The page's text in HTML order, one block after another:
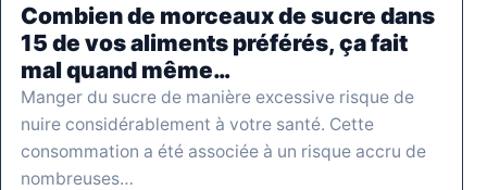
Combien de morceaux de sucre dans
15 de vos aliments préférés, ça fait
mal quand même…
Manger du sucre de manière excessive risque de
nuire considérablement à votre santé. Cette
consommation a été associée à un risque accru de
nombreuses…